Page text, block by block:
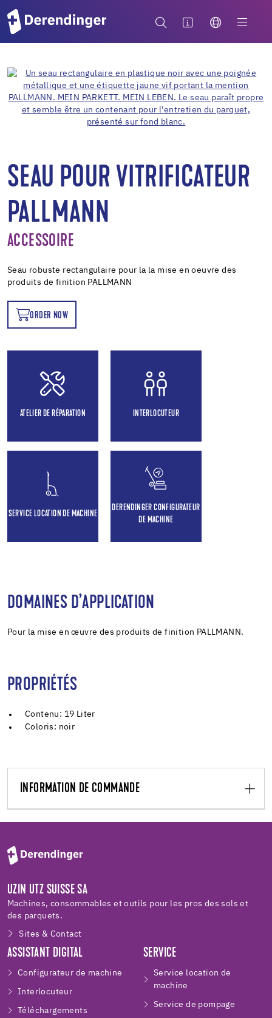
SEAU POUR VITRIFICATEUR
PALLMANN
ACCESSOIRE
Seau robuste rectangulaire pour la la mise en oeuvre des
produits de finition PALLMANN
ORDER NOW
ATELIER DE RÉPARATION INTERLOCUTEUR
SERVICE LOCATION DE MACHINE
DERENDINGER CONFIGURATEUR
DE MACHINE
DOMAINES D’APPLICATION
Pour la mise en œuvre des produits de finition PALLMANN.
PROPRIÉTÉS
Contenu: 19 Liter
Coloris: noir
INFORMATION DE COMMANDE
UZIN UTZ SUISSE SA
Machines, consommables et outils pour les pros des sols et
des parquets.
Sites & Contact
ASSISTANT DIGITAL
Configurateur de machine
Interlocuteur
Téléchargements
SERVICE
Service location de
machine
Service de pompage